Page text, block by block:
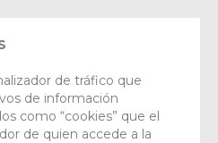
de tráfico que
de información
como “cookies” que el
de quien accede a la